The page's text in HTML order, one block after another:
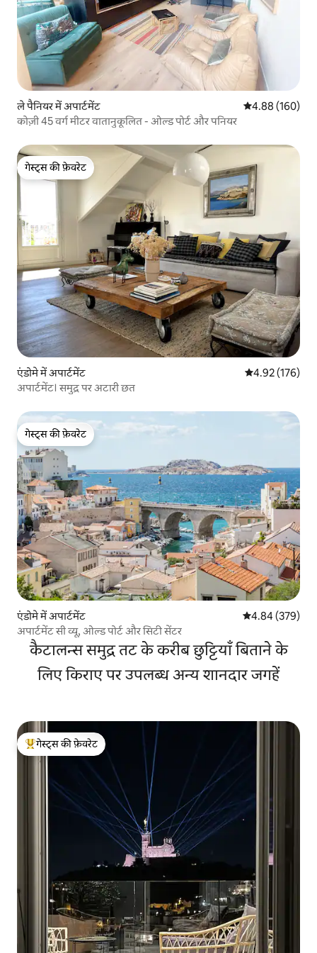
ले पैनियर में अपार्टमेंट औसत रेटिंग 5 में से
4.88 (160)
कोज़ी 45 वर्ग मीटर वातानुकूलित - ओल्ड पोर्ट और पनियर
गेस्ट्स की फ़ेवरेट
गेस्ट्स की फ़ेवरेट
एंडोमे में अपार्टमेंट औसत रेटिंग 5 में से
4.92 (176)
अपार्टमेंट। समुद्र पर अटारी छत
गेस्ट्स की फ़ेवरेट
गेस्ट्स की फ़ेवरेट
एंडोमे में अपार्टमेंट औसत रेटिंग 5 में से
4.84 (379)
अपार्टमेंट सी व्यू, ओल्ड पोर्ट और सिटी सेंटर
कैटालन्स समुद्र तट के करीब छुट्टियाँ बिताने के
लिए किराए पर उपलब्ध अन्य शानदार जगहें
गेस्ट्स का टॉप फ़ेवरेट
गेस्ट्स की फ़ेवरेट